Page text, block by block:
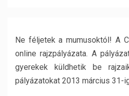
Ne féljetek a mumusoktól! A
online rajzpályázata. A
gyerekek küldhetik be
pályázatokat 2013 március 31-